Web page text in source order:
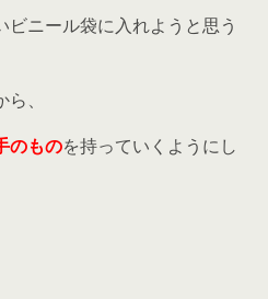
ビニール袋に入れようと思う
、
のものを持っていくようにし